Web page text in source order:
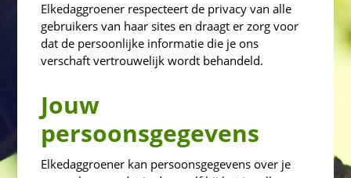
Elkedaggroener respecteert de privacy van alle
gebruikers van haar sites en draagt er zorg voor
dat de persoonlijke informatie die je ons
verschaft vertrouwelijk wordt behandeld.
Jouw
persoonsgegevens
Elkedaggroener kan persoonsgegevens over je